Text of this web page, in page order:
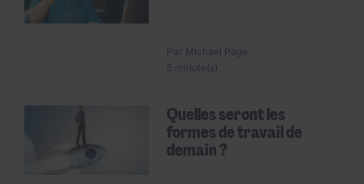
Par Michael Page
5 minute(s)
Quelles seront les
formes de travail de
demain ?